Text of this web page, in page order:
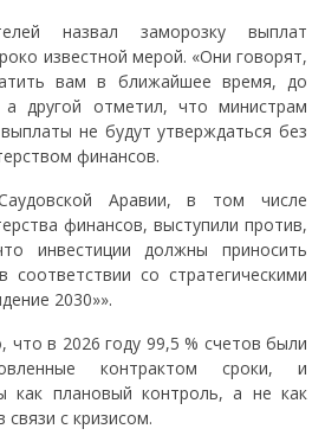
назвал заморозку выплат
известной мерой. «Они говорят,
вам в ближайшее время, до
другой отметил, что министрам
не будут утверждаться без
финансов.
Аравии, в том числе
финансов, выступили против,
инвестиции должны приносить
со стратегическими
2030»».
что в 2026 году 99,5 % счетов были
контрактом сроки, и
как плановый контроль, а не как
с кризисом.